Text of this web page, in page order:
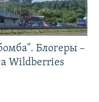
Блогеры –
Wildberries